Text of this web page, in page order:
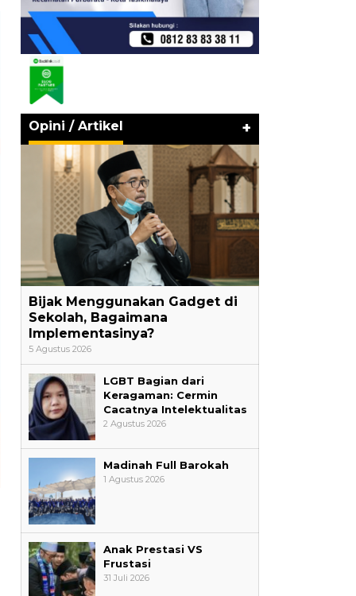
Opini / Artikel +
Bijak Menggunakan Gadget di
Sekolah, Bagaimana
Implementasinya?
5 Agustus 2026
LGBT Bagian dari
Keragaman: Cermin
Cacatnya Intelektualitas
2 Agustus 2026
Madinah Full Barokah
1 Agustus 2026
Anak Prestasi VS
Frustasi
31 Juli 2026